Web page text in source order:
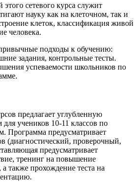
сетевого курса служит
науку как на клеточном, так и
клеток, классификация живой
человека.
подходы к обучению:
задания, контрольные тесты.
успеваемости школьников по
предлагает углубленную
для учеников 10-11 классов по
Программа предусматривает
(диагностический, проверочный,
предусматривает
тренинг на повышение
а также прохождение теста на